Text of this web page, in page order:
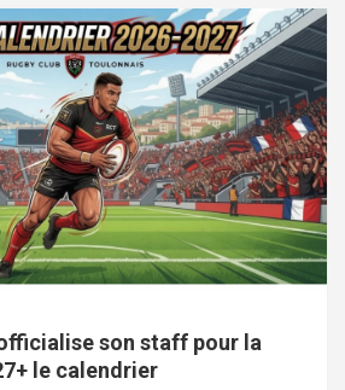
son staff pour la
le calendrier